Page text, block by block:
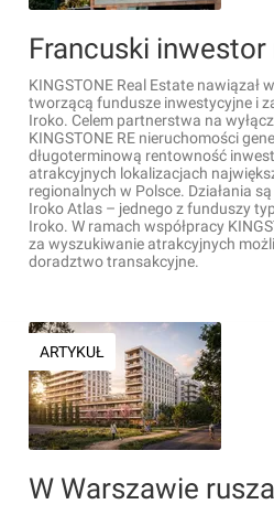
KINGSTONE Real Estate nawiązał
tworzącą fundusze inwestycyjne i
Iroko. Celem partnerstwa na
KINGSTONE RE nieruchomości
długoterminową rentowność
atrakcyjnych lokalizacjach
regionalnych w Polsce. Działania
Iroko Atlas – jednego z funduszy
Iroko. W ramach współpracy
za wyszukiwanie atrakcyjnych
doradztwo transakcyjne.
ARTYKUŁ